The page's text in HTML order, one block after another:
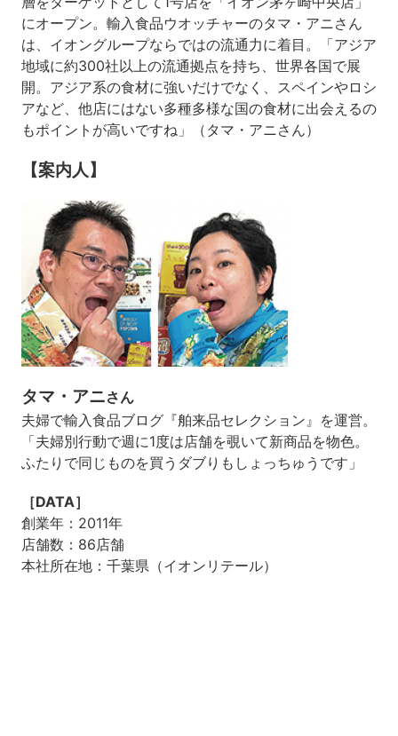
にオープン。輸入食品ウオッチャーのタマ・アニさん
は、イオングループならではの流通力に着目。「アジア
地域に約300社以上の流通拠点を持ち、世界各国で展
開。アジア系の食材に強いだけでなく、スペインやロシ
アなど、他店にはない多種多様な国の食材に出会えるの
もポイントが高いですね」（タマ・アニさん）
【案内人】
タマ・アニさん
夫婦で輸入食品ブログ『舶来品セレクション』を運営。
「夫婦別行動で週に1度は店舗を覗いて新商品を物色。
ふたりで同じものを買うダブりもしょっちゅうです」
［DATA］
創業年：2011年
店舗数：86店舗
本社所在地：千葉県（イオンリテール）